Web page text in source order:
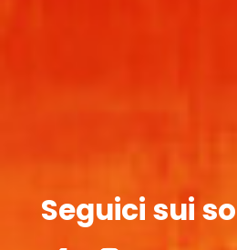
Seguici sui